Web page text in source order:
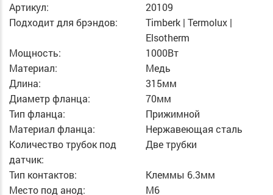
Артикул:
20109
Подходит для брэндов:
Timberk | Termolux |
Elsotherm
Мощность:
1000Вт
Материал:
Медь
Длина:
315мм
Диаметр фланца:
70мм
Тип фланца:
Прижимной
Материал фланца:
Нержавеющая сталь
Количество трубок под
датчик:
Две трубки
Тип контактов:
Клеммы 6.3мм
Место под анод:
M6